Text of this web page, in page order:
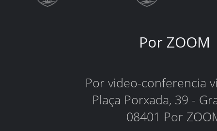
Por ZOOM
Por video-conferencia
Plaça Porxada, 39 -
08401 Por